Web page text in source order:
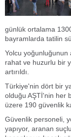
günlük ortalama
bayramlarda tatilin
Yolcu yoğunluğunun
rahat ve huzurlu bir
artırıldı.
Türkiye'nin dört bir
olduğu AŞTİ'nin her
üzere 190 güvenlik
Güvenlik personeli,
yapıyor, aranan